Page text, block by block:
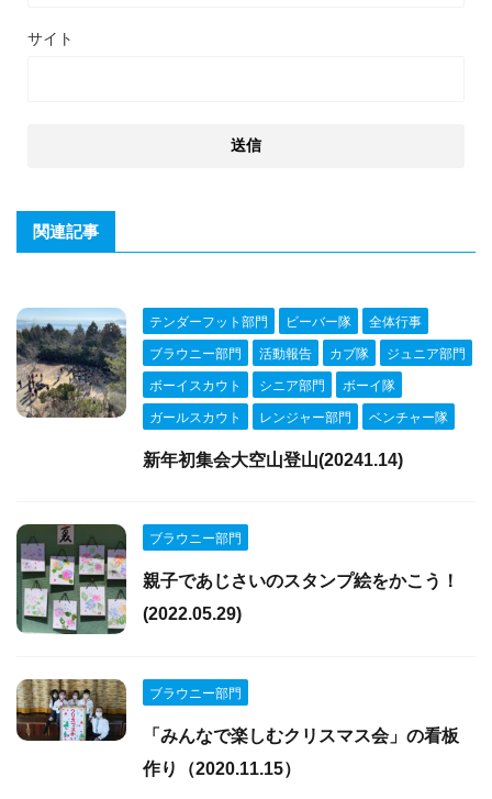
サイト
関連記事
テンダーフット部門 ビーバー隊
全体行事
ブラウニー部門
活動報告 カブ隊
ジュニア部門
ボーイスカウト
シニア部門
ボーイ隊
ガールスカウト
レンジャー部門 ベンチャー隊
新年初集会大空山登山(20241.14)
ブラウニー部門
親子であじさいのスタンプ絵をかこう！
(2022.05.29)
ブラウニー部門
「みんなで楽しむクリスマス会」の看板
作り（2020.11.15）